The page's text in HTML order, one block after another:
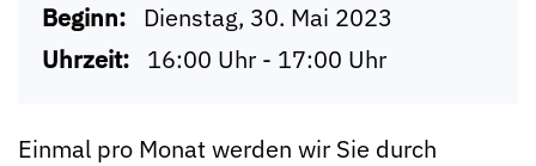
Beginn: Dienstag, 30. Mai 2023
Uhrzeit: 16:00 Uhr - 17:00 Uhr
Einmal pro Monat werden wir Sie durch